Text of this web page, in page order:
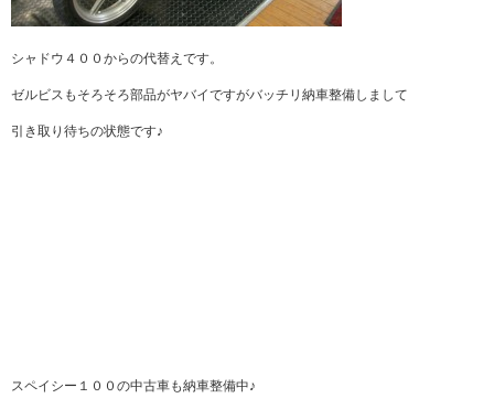
シャドウ４００からの代替えです。
ゼルビスもそろそろ部品がヤバイですがバッチリ納車整備しまして
引き取り待ちの状態です♪
スペイシー１００の中古車も納車整備中♪